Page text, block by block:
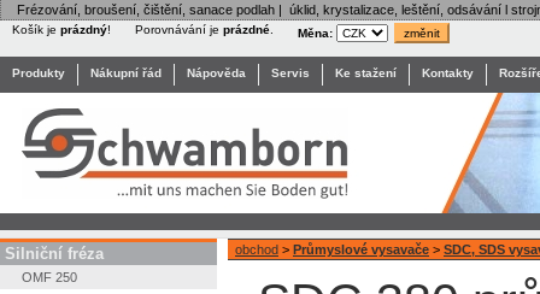
Frézování, broušení, čištění, sanace podlah | úklid, krystalizace, leštění, odsávání l
Košík je prázdný! Porovnávání je prázdné Měna:
Produkty Nákupní řád Nápověda Servis Ke stažení Kontakty
Silniční fréza
OMF 250
obchod > Průmyslové vysavače > SDC, SDS